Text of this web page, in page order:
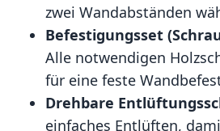
zwei Wandabständen
Befestigungsset
Alle notwendigen
für eine feste
Drehbare
einfaches Entlüften,